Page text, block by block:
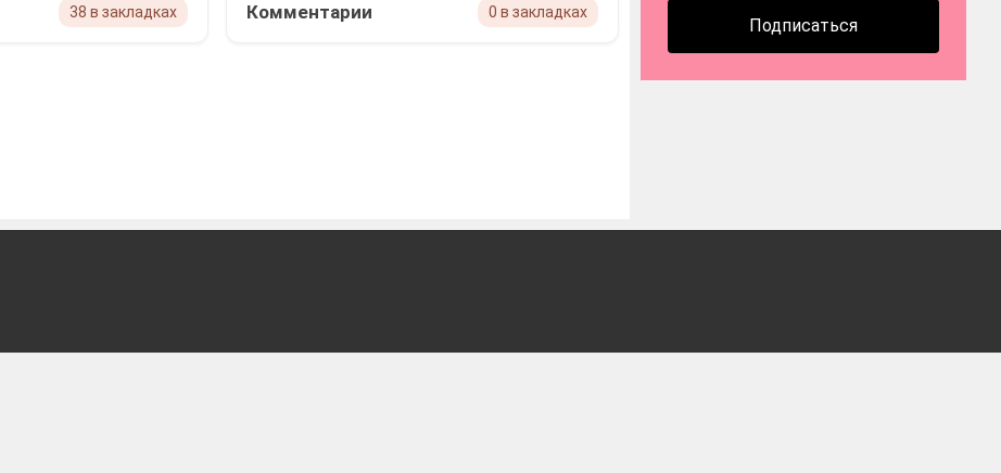
38 в закладках Комментарии 0 в закладках
Подписаться